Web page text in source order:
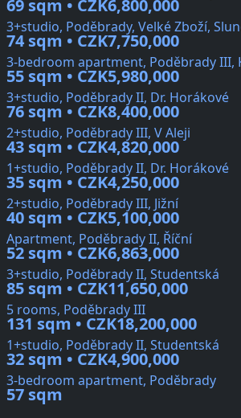
69 sqm • CZK6,800,000
3+studio, Poděbrady, Velké Zboží,
74 sqm • CZK7,750,000
3-bedroom apartment, Poděbrady III,
55 sqm • CZK5,980,000
3+studio, Poděbrady II, Dr. Horákové
76 sqm • CZK8,400,000
2+studio, Poděbrady III, V Aleji
43 sqm • CZK4,820,000
1+studio, Poděbrady II, Dr. Horákové
35 sqm • CZK4,250,000
2+studio, Poděbrady III, Jižní
40 sqm • CZK5,100,000
Apartment, Poděbrady II, Říční
52 sqm • CZK6,863,000
3+studio, Poděbrady II, Studentská
85 sqm • CZK11,650,000
5 rooms, Poděbrady III
131 sqm • CZK18,200,000
1+studio, Poděbrady II, Studentská
32 sqm • CZK4,900,000
3-bedroom apartment, Poděbrady
57 sqm